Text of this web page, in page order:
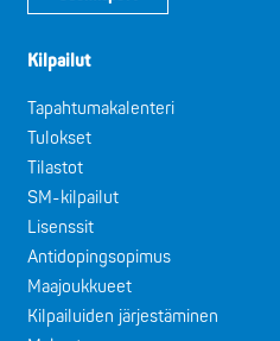
Kilpailut
Tapahtumakalenteri
Tulokset
Tilastot
SM-kilpailut
Lisenssit
Antidopingsopimus
Maajoukkueet
Kilpailuiden järjestäminen